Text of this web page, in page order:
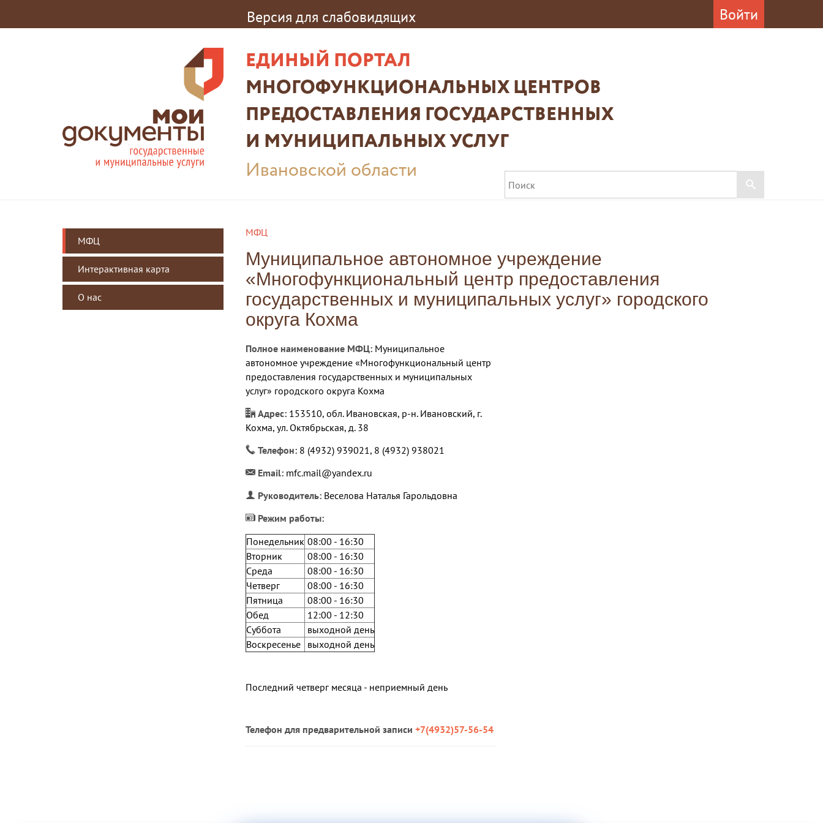
Версия для слабовидящих Войти
ЕДИНЫЙ ПОРТАЛ
МНОГОФУНКЦИОНАЛЬНЫХ ЦЕНТРОВ
ПРЕДОСТАВЛЕНИЯ ГОСУДАРСТВЕННЫХ
И МУНИЦИПАЛЬНЫХ УСЛУГ
Ивановской области
МФЦ
Интерактивная карта
О нас
МФЦ
Муниципальное автономное учреждение
«Многофункциональный центр предоставления
государственных и муниципальных услуг» городского
округа Кохма
Полное наименование МФЦ:Муниципальное
автономное учреждение «Многофункциональный центр
предоставления государственных и муниципальных
услуг» городского округа Кохма
Адрес: 153510, обл. Ивановская, р-н. Ивановский, г.
Кохма, ул. Октябрьская, д. 38
Телефон: 8 (4932) 939021, 8 (4932) 938021
Email: mfc.mail@yandex.ru
Руководитель: Веселова Наталья Гарольдовна
Режим работы:
Понедельник 08:00 - 16:30
Вторник
08:00 - 16:30
Среда
08:00 - 16:30
Четверг
08:00 - 16:30
Пятница
08:00 - 16:30
Обед
12:00 - 12:30
Суббота
выходной день
Воскресенье
выходной день
Последний четверг месяца - неприемный день
Телефон для предварительной записи +7(4932)57-56-54